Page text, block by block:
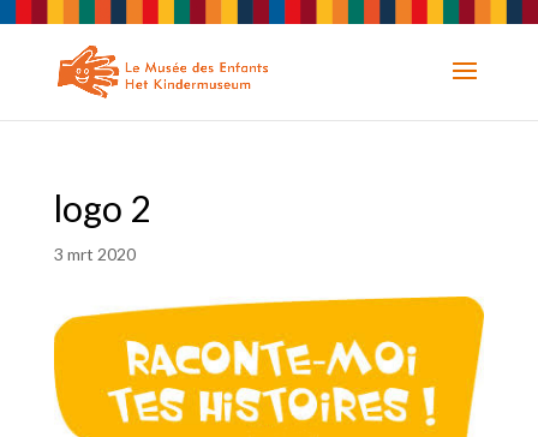
logo 2
3 mrt 2020